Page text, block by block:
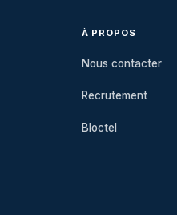
À PROPOS
Nous contacter
Recrutement
Bloctel